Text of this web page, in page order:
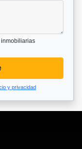
inmobiliarias
y privacidad